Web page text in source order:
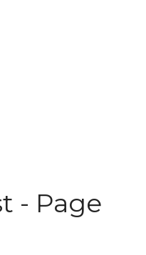
- Page